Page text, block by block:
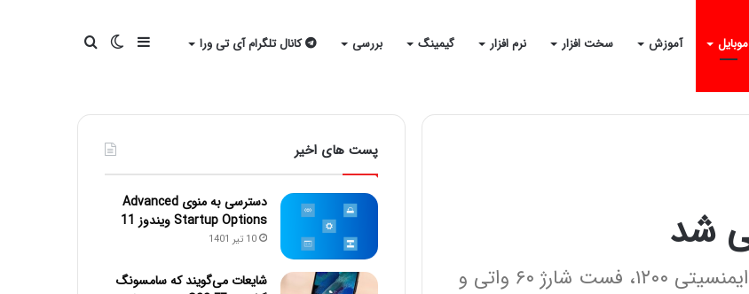
موبایل آموزش سخت افزار نرم افزار گیمینگ بررسی کانال تلگرام آی تی ورا تغییرسایدبار
اوپو رسماً از گوشی اوپو K9 پرو با پردازنده دایمنسیتی ۱۲۰۰، فست شارژ ۶۰ واتی و
پست های اخیر
دسترسی به منوی Advanced
Startup Options ویندوز 11
10 تیر 1401
شایعات می‌گویند که سامسونگ